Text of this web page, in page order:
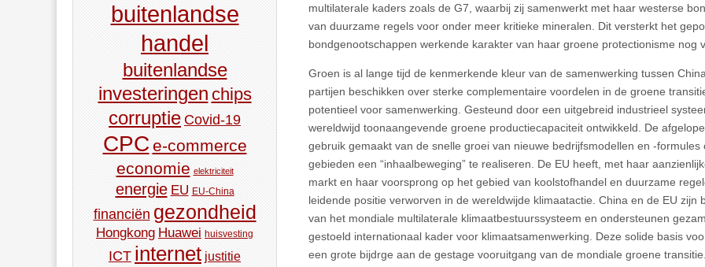
multilaterale kaders zoals de G7, waarbij zij samenwerkt met haar westerse
van duurzame regels voor onder meer kritieke mineralen. Dit versterkt het
bondgenootschappen werkende karakter van haar groene protectionisme nog
Groen is al lange tijd de kenmerkende kleur van de samenwerking tussen
partijen beschikken over sterke complementaire voordelen in de groene
potentieel voor samenwerking. Gesteund door een uitgebreid industrieel
wereldwijd toonaangevende groene productiecapaciteit ontwikkeld. De
gebruik gemaakt van de snelle groei van nieuwe bedrijfsmodellen en -formules
gebieden een “inhaalbeweging” te realiseren. De EU heeft, met haar
markt en haar voorsprong op het gebied van koolstofhandel en duurzame
leidende positie verworven in de wereldwijde klimaatactie. China en de EU zijn
van het mondiale multilaterale klimaatbestuurssysteem en ondersteunen
gestoeld internationaal kader voor klimaatsamenwerking. Deze solide basis
een grote bijdrge aan de gestage vooruitgang van de mondiale groene
buitenlandse
handel
buitenlandse
investeringen chips
corruptie Covid-19
CPC e-commerce
economie elektriciteit
energie EU EU-China
financiën gezondheid
Hongkong Huawei huisvesting
ICT internet justitie